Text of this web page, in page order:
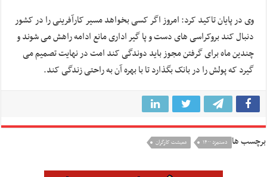
وی در پایان تاکید کرد: امروز اگر کسی بخواهد مسیر کارآفرینی را در کشور
دنبال کند بروکراسی های دست و پا گیر اداری مانع ادامه راهش می شوند و
چندین ماه برای گرفتن مجوز باید دوندگی کند امت در نهایت تصمیم می
گیرد که پولش را در بانک بگذارد تا با بهره آن به راحتی زندگی کند.
برچسب ها دستمزد ۱۴۰۰ معیشت کارگران